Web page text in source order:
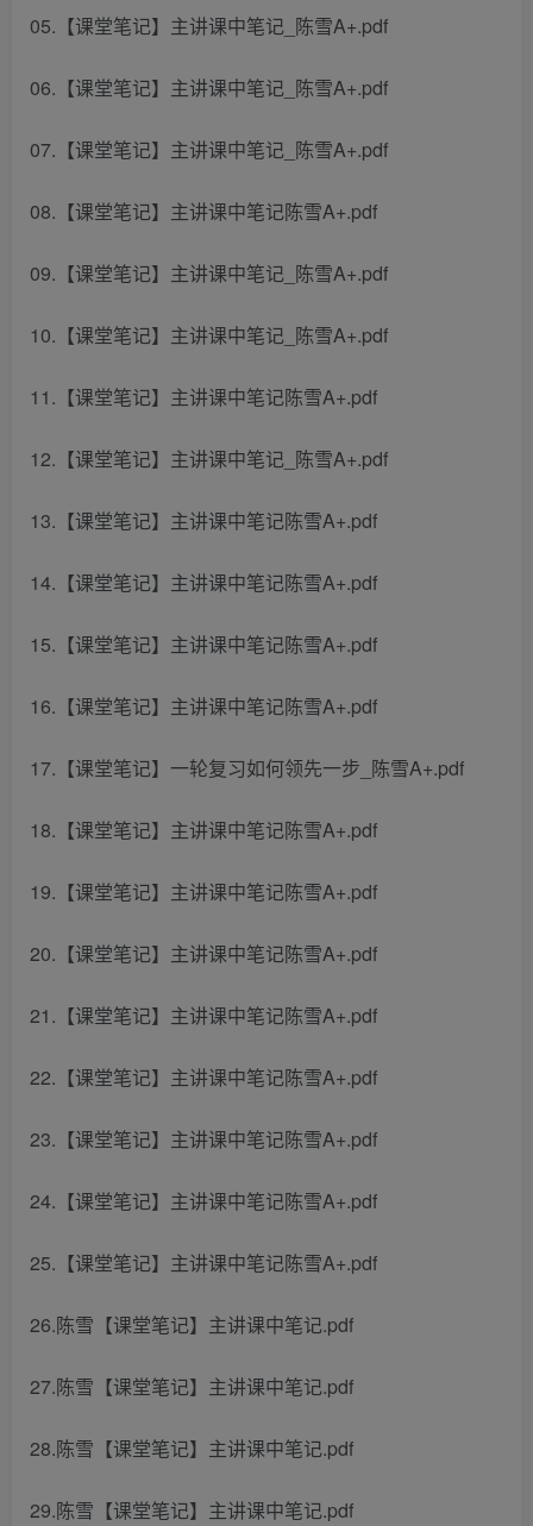
05.【课堂笔记】主讲课中笔记_陈雪A+.pdf
06.【课堂笔记】主讲课中笔记_陈雪A+.pdf
07.【课堂笔记】主讲课中笔记_陈雪A+.pdf
08.【课堂笔记】主讲课中笔记陈雪A+.pdf
09.【课堂笔记】主讲课中笔记_陈雪A+.pdf
10.【课堂笔记】主讲课中笔记_陈雪A+.pdf
11.【课堂笔记】主讲课中笔记陈雪A+.pdf
12.【课堂笔记】主讲课中笔记_陈雪A+.pdf
13.【课堂笔记】主讲课中笔记陈雪A+.pdf
14.【课堂笔记】主讲课中笔记陈雪A+.pdf
15.【课堂笔记】主讲课中笔记陈雪A+.pdf
16.【课堂笔记】主讲课中笔记陈雪A+.pdf
17.【课堂笔记】一轮复习如何领先一步_陈雪A+.pdf
18.【课堂笔记】主讲课中笔记陈雪A+.pdf
19.【课堂笔记】主讲课中笔记陈雪A+.pdf
20.【课堂笔记】主讲课中笔记陈雪A+.pdf
21.【课堂笔记】主讲课中笔记陈雪A+.pdf
22.【课堂笔记】主讲课中笔记陈雪A+.pdf
23.【课堂笔记】主讲课中笔记陈雪A+.pdf
24.【课堂笔记】主讲课中笔记陈雪A+.pdf
25.【课堂笔记】主讲课中笔记陈雪A+.pdf
26.陈雪【课堂笔记】主讲课中笔记.pdf
27.陈雪【课堂笔记】主讲课中笔记.pdf
28.陈雪【课堂笔记】主讲课中笔记.pdf
29.陈雪【课堂笔记】主讲课中笔记.pdf